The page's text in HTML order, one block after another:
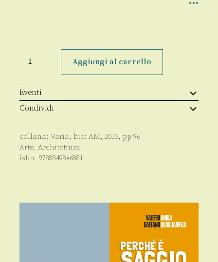
Monti
storie
quantità
Aggiungi al carrello
Eventi
Condividi
collana: Varia, bic: AM, 2015, pp 96
Arte, Architettura
isbn: 9788849846881